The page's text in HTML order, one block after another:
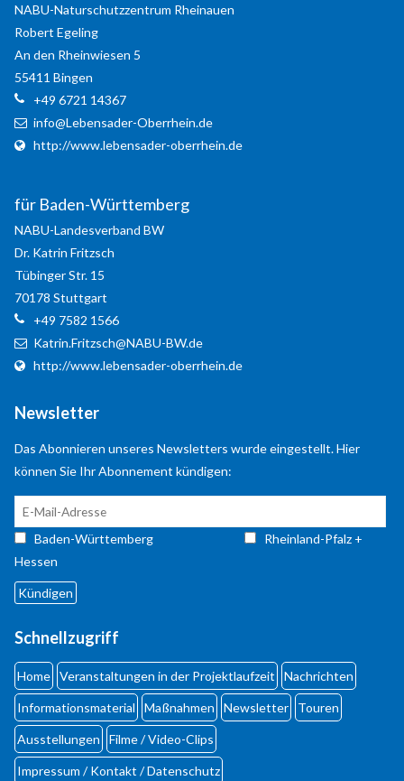
NABU-Naturschutzzentrum Rheinauen
Robert Egeling
An den Rheinwiesen 5
55411 Bingen
+49 6721 14367
info@Lebensader-Oberrhein.de
http://www.lebensader-oberrhein.de
für Baden-Württemberg
NABU-Landesverband BW
Dr. Katrin Fritzsch
Tübinger Str. 15
70178 Stuttgart
+49 7582 1566
Katrin.Fritzsch@NABU-BW.de
http://www.lebensader-oberrhein.de
Newsletter
Das Abonnieren unseres Newsletters wurde eingestellt. Hier
können Sie Ihr Abonnement kündigen:
Baden-Württemberg
Rheinland-Pfalz +
Hessen
Schnellzugriff
Home Veranstaltungen in der Projektlaufzeit Nachrichten
Informationsmaterial Maßnahmen Newsletter Touren
Ausstellungen Filme / Video-Clips
Impressum / Kontakt / Datenschutz
Kontaktdaten
An den Rheinwiesen 5
55411Bingen
+49 6721 14367
info@Lebensader-Oberrhein.de
http://www.lebensader-oberrhein.de
Kontaktformular
Your Name*
Your e-Mail
Message*
Send a copy of this email to me
Login
Benutzername
Passwort